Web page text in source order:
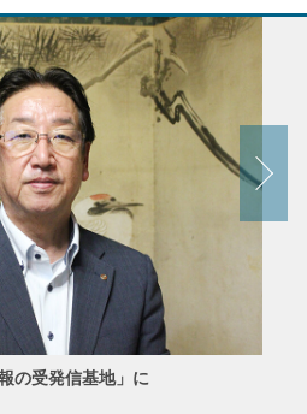
の受発信基地」に